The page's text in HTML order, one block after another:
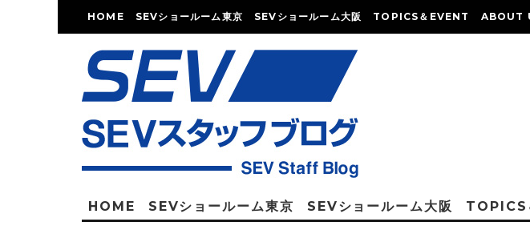
HOME SEVショールーム東京 SEVショールーム大阪 TOPICS＆EVENT ABOUT
HOME SEVショールーム東京 SEVショールーム大阪 TOPICS